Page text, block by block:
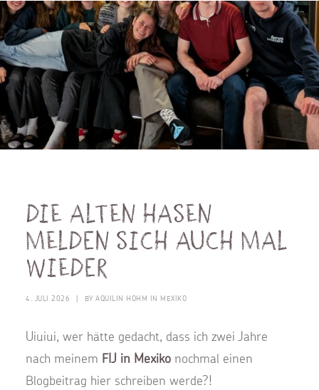
Die alten Hasen
melden sich auch mal
wieder
4. JULI 2026 BY AQUILIN HOHM IN MEXIKO
Uiuiui, wer hätte gedacht, dass ich zwei Jahre
nach meinem FIJ in Mexiko nochmal einen
Blogbeitrag hier schreiben werde?!